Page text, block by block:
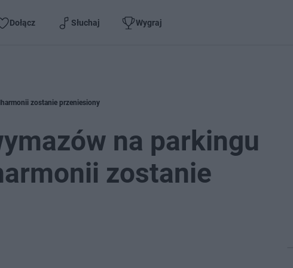
Dołącz Słuchaj Wygraj
zostanie przeniesiony
na parkingu
zostanie